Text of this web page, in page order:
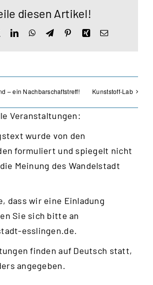
diesen Artikel!
LinkedInWhatsApp
TelegramPinterestXingE-
– ein Nachbarschaftstreff! Kunststoff-Lab
Veranstaltungen:
wurde von den
formuliert und spiegelt nicht
Meinung des Wandelstadt
dass wir eine Einladung
Sie sich bitte an
esslingen.de.
finden auf Deutsch statt,
angegeben.